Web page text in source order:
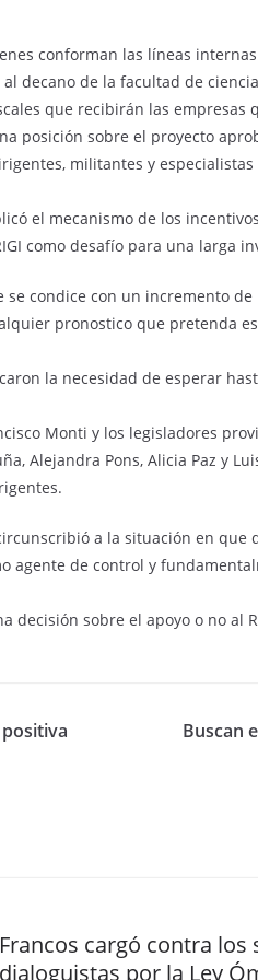
conforman las líneas
decano de la facultad de
que recibirán las empresas
posición sobre el proyecto
militantes y
el mecanismo de los
como desafío para una larga
condice con un incremento
pronostico que pretenda
la necesidad de esperar
Monti y los legisladores
Alejandra Pons, Alicia Paz y
a la situación en
agente de control y
decisión sobre el apoyo o no
Buscan
Francos cargó contra los
dialoguistas por la Ley